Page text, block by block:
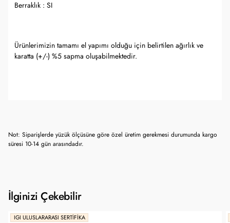
Berraklık : SI
Ürünlerimizin tamamı el yapımı olduğu için belirtilen ağırlık ve
karatta (+/-) %5 sapma oluşabilmektedir.
Not: Siparişlerde yüzük ölçüsüne göre özel üretim gerekmesi durumunda kargo
süresi 10-14 gün arasındadır.
İlginizi Çekebilir
IGI ULUSLARARASI SERTIFIKA